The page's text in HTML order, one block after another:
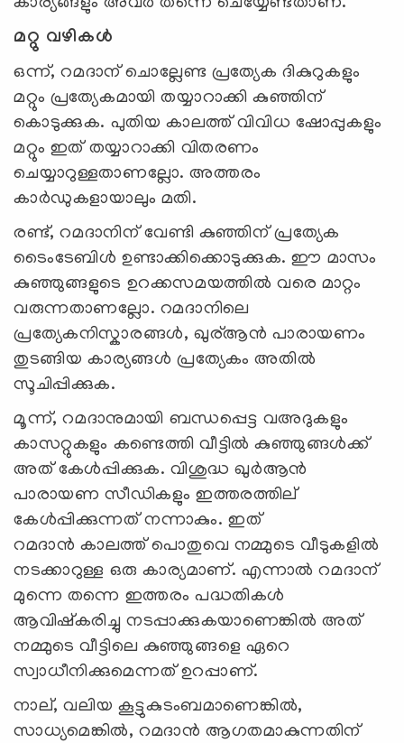
മറ്റു വഴികള്‍
ഒന്ന്, റമദാന് ചൊല്ലേണ്ട പ്രത്യേക ദികുറുകളും
മറ്റും പ്രത്യേകമായി തയ്യാറാക്കി കുഞ്ഞിന്
കൊടുക്കുക. പുതിയ കാലത്ത് വിവിധ ഷോപ്പുകളും
മറ്റും ഇത് തയ്യാറാക്കി വിതരണം
ചെയ്യാറുള്ളതാണല്ലോ. അത്തരം
കാര്‍ഡുകളായാലും മതി.
രണ്ട്, റമദാനിന് വേണ്ടി കുഞ്ഞിന് പ്രത്യേക
ടൈംടേബിള്‍ ഉണ്ടാക്കിക്കൊടുക്കുക. ഈ മാസം
കുഞ്ഞുങ്ങളുടെ ഉറക്കസമയത്തില്‍ വരെ മാറ്റം
വരുന്നതാണല്ലോ. റമദാനിലെ
പ്രത്യേകനിസ്കാരങ്ങള്‍, ഖുര്ആന്‍ പാരായണം
തുടങ്ങിയ കാര്യങ്ങള്‍‍‌ പ്രത്യേകം അതില്‍
സൂചിപ്പിക്കുക.
മൂന്ന്, റമദാനുമായി ബന്ധപ്പെട്ട വഅദുകളും
കാസറ്റുകളും കണ്ടെത്തി വീട്ടില്‍ കുഞ്ഞുങ്ങള്‍ക്ക്
അത് കേള്‍പ്പിക്കുക. വിശുദ്ധ ഖുര്‍ആന്‍
പാരായണ സീഡികളും ഇത്തരത്തില്
കേള്‍പ്പിക്കുന്നത് നന്നാകും. ഇത്
റമദാന്‍ കാലത്ത് പൊതുവെ നമ്മുടെ വീടുകളില്‍
നടക്കാറുള്ള ഒരു കാര്യമാണ്. എന്നാല്‍ റമദാന്
മുന്നെ തന്നെ ഇത്തരം പദ്ധതികള്‍
ആവിഷ്കരിച്ചു നടപ്പാക്കുകയാണെങ്കില്‍ അത്
നമ്മുടെ വീട്ടിലെ കുഞ്ഞുങ്ങളെ ഏറെ
സ്വാധീനിക്കുമെന്നത് ഉറപ്പാണ്.
നാല്, വലിയ കൂട്ടുകുടംബമാണെങ്കില്‍,
സാധ്യമെങ്കില്‍, റമദാന്‍ ആഗതമാകുന്നതിന്